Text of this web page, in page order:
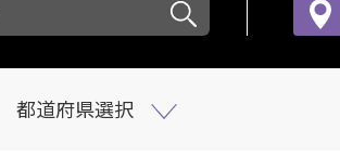
都道府県選択